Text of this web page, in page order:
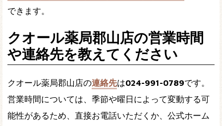
できます。
クオール薬局郡山店の営業時間
や連絡先を教えてください
クオール薬局郡山店の連絡先は024-991-0789です。
営業時間については、季節や曜日によって変動する可
能性があるため、直接お電話いただくか、公式ホーム